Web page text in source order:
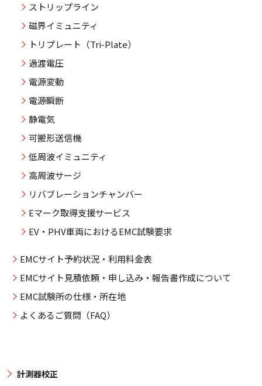
ストリップライン
磁界イミュニティ
トリプレート（Tri-Plate）
過渡電圧
電源変動
電源瞬断
静電気
可搬形送信機
低周波イミュニティ
高周波サージ
リバブレーションチャンバー
Eマーク取得支援サービス
EV・PHV車両におけるEMC試験要求
EMCサイト予約状況・利用料金表
EMCサイト見積依頼・申し込み・報告書作成について
EMC試験所の仕様・所在地
よくあるご質問（FAQ）
計測器校正